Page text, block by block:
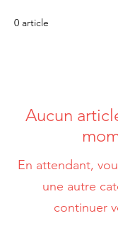
0 article
Aucun
En attendant,
une autre
continuer